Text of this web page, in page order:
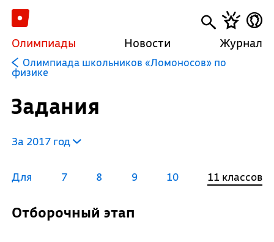
Олимпиады Новости Журнал
Олимпиада школьников «Ломоносов» по
физике
Задания
За 2017 год
Для 7 8 9 10 11 классов
Отборочный этап